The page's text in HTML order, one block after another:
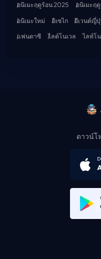
อนิเมะฤดูร้อน 2025
อนิเมะฤ
อนิเมะใหม่
อิเซไก อีเวนต์ญี่
แฟนตาซี
ไลต์โนเวล ไลท์โ
ดาวน์โ